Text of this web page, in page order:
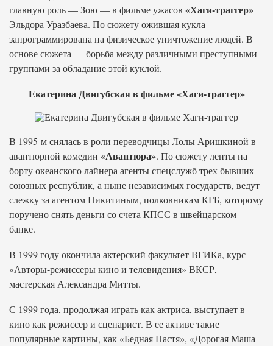
главную роль — Зою — в фильме ужасов «Хаги-траггер»
Эльдора Уразбаева. По сюжету ожившая кукла
запрограммирована на физическое уничтожение людей. В
основе сюжета — борьба между различными преступными
группами за обладание этой куклой.
Екатерина Двигубская в фильме «Хаги-траггер»
В 1995-м снялась в роли переводчицы Лолы Аришкиной в
авантюрной комедии «Авантюра». По сюжету ленты на
борту океанского лайнера агенты спецслужб трех бывших
союзных республик, а ныне независимых государств, ведут
слежку за агентом Никитиным, полковникам КГБ, которому
поручено снять деньги со счета КПСС в швейцарском
банке.
В 1999 году окончила актерский факультет ВГИКа, курс
«Авторы-режиссеры кино и телевидения» ВКСР,
мастерская Александра Митты.
С 1999 года, продолжая играть как актриса, выступает в
кино как режиссер и сценарист. В ее активе такие
популярные картины, как «Бедная Настя», «Дорогая Маша